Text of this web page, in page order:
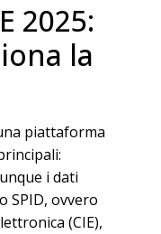
2025:
la
piattaforma
i dati
SPID, ovvero
(CIE),